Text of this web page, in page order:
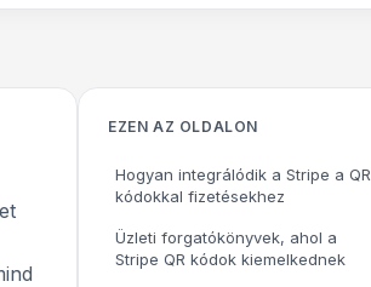
EZEN AZ OLDALON
Hogyan integrálódik a Stripe a QR
kódokkal fizetésekhez
Üzleti forgatókönyvek, ahol a
Stripe QR kódok kiemelkednek